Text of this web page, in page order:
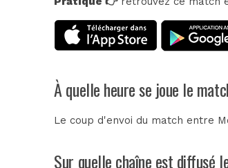
À quelle heure se joue le
Le coup d'envoi du match entre
Sur quelle chaîne est diffusé